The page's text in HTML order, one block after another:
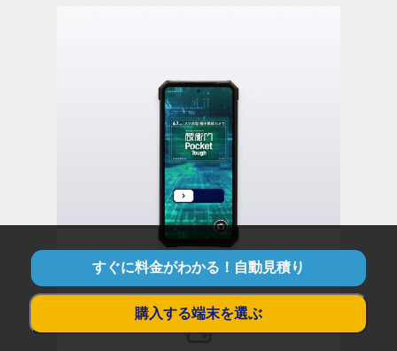
すぐに料金がわかる！自動見積り
購入する端末を選ぶ